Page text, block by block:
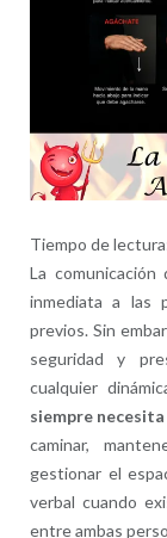
Tiempo de
La
inmediata a las
previos. Sin
seguridad y
cualquier
siempre
caminar,
gestionar el
verbal cuando
entre ambas